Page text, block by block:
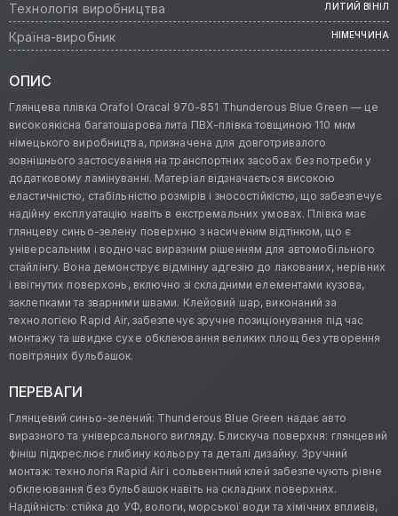
Технологія виробництва ЛИТИЙ ВІНІЛ
Країна-виробник НІМЕЧЧИНА
ОПИС
Глянцева плівка Orafol Oracal 970-851 Thunderous Blue Green — це
високоякісна багатошарова лита ПВХ-плівка товщиною 110 мкм
німецького виробництва, призначена для довготривалого
зовнішнього застосування на транспортних засобах без потреби у
додатковому ламінуванні. Матеріал відзначається високою
еластичністю, стабільністю розмірів і зносостійкістю, що забезпечує
надійну експлуатацію навіть в екстремальних умовах. Плівка має
глянцеву синьо-зелену поверхню з насиченим відтінком, що є
універсальним і водночас виразним рішенням для автомобільного
стайлінгу. Вона демонструє відмінну адгезію до лакованих, нерівних
і ввігнутих поверхонь, включно зі складними елементами кузова,
заклепками та зварними швами. Клейовий шар, виконаний за
технологією Rapid Air, забезпечує зручне позиціонування під час
монтажу та швидке сухе обклеювання великих площ без утворення
повітряних бульбашок.
ПЕРЕВАГИ
Глянцевий синьо-зелений: Thunderous Blue Green надає авто
виразного та універсального вигляду. Блискуча поверхня: глянцевий
фініш підкреслює глибину кольору та деталі дизайну. Зручний
монтаж: технологія Rapid Air і сольвентний клей забезпечують рівне
обклеювання без бульбашок навіть на складних поверхнях.
Надійність: стійка до УФ, вологи, морської води та хімічних впливів,